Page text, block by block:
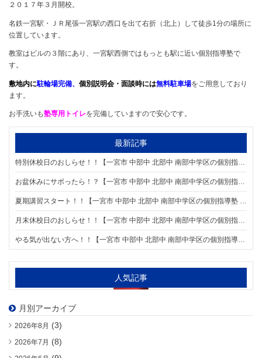
２０１７年３月開校。
名鉄一宮駅・ＪＲ尾張一宮駅の西口を出て右折（北上）して徒歩1分の場所に
位置しています。
教室はビルの３階にあり、一宮駅西側ではもっとも駅に近い個別指導塾で
す。
敷地内に駐輪場完備、 個別説明会・面談時には無料駐車場をご用意しており
ます。
お手洗いも塾専用トイレを完備していますので安心です。
最新記事
特別休校日のおしらせ！！【一宮市 中部中 北部中 南部中学区の個別指導塾 明海学院 一宮駅前校】
お盆休みにサボったら！？【一宮市 中部中 北部中 南部中学区の個別指導塾 明海学院 一宮駅前校】
夏期講習スタート！！【一宮市 中部中 北部中 南部中学区の個別指導塾 明海学院 一宮駅前校】
月末休校日のおしらせ！！【一宮市 中部中 北部中 南部中学区の個別指導塾 明海学院 一宮駅前校】
やる気が出ない方へ！！【一宮市 中部中 北部中 南部中学区の個別指導塾 明海学院 一宮駅前校】
人気記事
月別アーカイブ
2026年8月 (3)
2026年7月 (8)